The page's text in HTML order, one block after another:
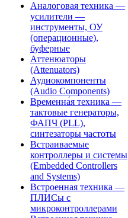
Аналоговая техника —
усилители —
инструменты, ОУ
(операционные),
буферные
Аттенюаторы
(Attenuators)
Аудиокомпоненты
(Audio Components)
Временна́я техника —
тактовые генераторы,
ФАПЧ (PLL),
синтезаторы частоты
Встраиваемые
контроллеры и системы
(Embedded Controllers
and Systems)
Встроенная техника —
ПЛИСы с
микроконтроллерами